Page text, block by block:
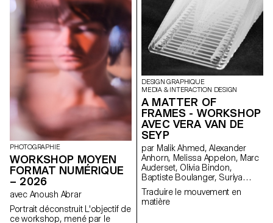
PHOTOGRAPHIE
WORKSHOP MOYEN
FORMAT NUMÉRIQUE
– 2026
avec Anoush Abrar
Portrait déconstruit L'objectif de
ce workshop, mené par le
DESIGN GRAPHIQUE
MEDIA & INTERACTION DESIGN
A MATTER OF
FRAMES - WORKSHOP
AVEC VERA VAN DE
SEYP
par Malik Ahmed, Alexander
Anhorn, Melissa Appelon, Marc
Auderset, Olivia Bindon,
Baptiste Boulanger, Suriya
Brambilla, Diego Buccelloni,
Marta Casemi, Davia Ciccoli
Trannoy, Alizée Clavien, Timoféi
Traduire le mouvement en
matière